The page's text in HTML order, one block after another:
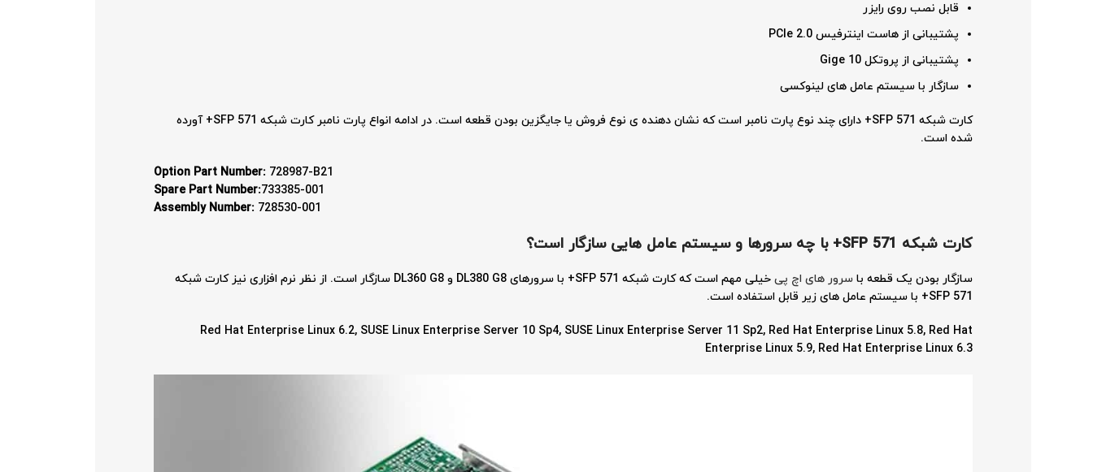
قابل نصب روی رایزر
پشتیبانی از هاست اینترفیس PCIe 2.0
پشتیبانی از پروتکل 10 Gige
سازگار با سیستم عامل های لینوکسی
کارت شبکه 571 SFP+ دارای چند نوع پارت نامبر است که نشان دهنده ی نوع فروش یا جایگزین بودن قطعه است. در ادامه انواع پارت نامبر کارت شبکه 571 SFP+ آورده
شده است.
Option Part Number: 728987-B21
Spare Part Number:733385-001
Assembly Number: 728530-001
کارت شبکه 571 SFP+ با چه سرورها و سیستم عامل هایی سازگار است؟
سازگار بودن یک قطعه با سرور های اچ پی
خیلی مهم است که کارت شبکه 571 SFP+ با سرورهای DL380 G8 و DL360 G8 سازگار است. از نظر نرم افزاری نیز کارت شبکه
571 SFP+ با سیستم عامل های زیر قابل استفاده است.
Red Hat Enterprise Linux 6.2, SUSE Linux Enterprise Server 10 Sp4, SUSE Linux Enterprise Server 11 Sp2, Red Hat Enterprise Linux 5.8, Red Hat
Enterprise Linux 5.9, Red Hat Enterprise Linux 6.3